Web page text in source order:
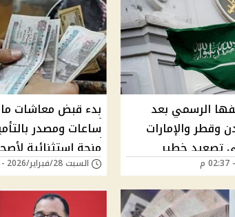
الرسمي بعد
وقطر والإمارات
تصعيد خطير
ساعات ومصدر
منحة استثنائية
السبت 28/فبراير/2026 - 02:13 م